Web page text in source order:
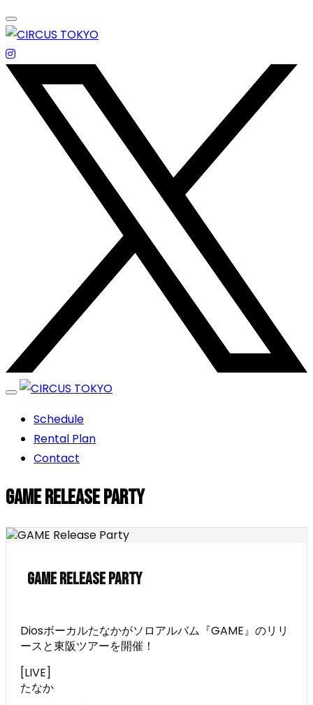
Skip
to
content
エンターテイメントスペース
CIRCUS TOKYO
エンターテイメントスペース
Schedule
Rental Plan
Contact
GAME Release Party
GAME Release Party
Diosボーカルたなかがソロアルバム『GAME』のリリ
ースと東阪ツアーを開催！
[LIVE]
たなか